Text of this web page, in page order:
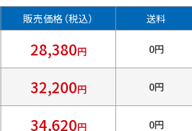
販売価格（税込） 送料
28,380円 0円
32,200円 0円
34,620円 0円